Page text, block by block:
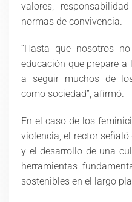
valores,
normas de convivencia.
“Hasta que nosotros
educación que prepare a
a seguir muchos de
como sociedad”, afirmó.
En el caso de los
violencia, el rector
y el desarrollo de una
herramientas
sostenibles en el largo